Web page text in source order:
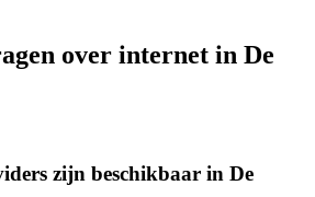
over internet in De
zijn beschikbaar in De